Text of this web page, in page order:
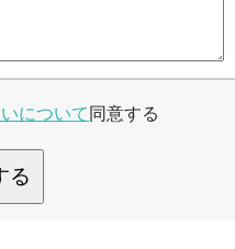
について 同意する
る